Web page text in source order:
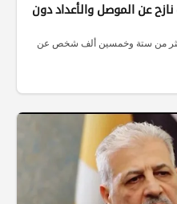
أكثر من 56 الف نازح عن الموصل والأعداد دون
من ستة وخمسين ألف شخص عن